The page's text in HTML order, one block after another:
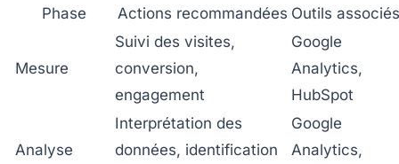
Phase Actions recommandées Outils associés
Mesure
Suivi des visites,
conversion,
engagement
Google
Analytics,
HubSpot
Analyse
Interprétation des
données, identification
Google
Analytics,